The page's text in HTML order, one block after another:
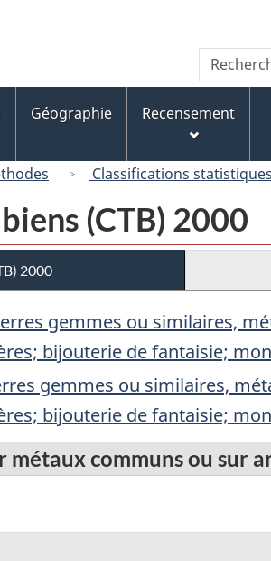
au
contenu
principal
« À
propos
de
ce
version
HTML
simplifiée
dans
Canada
Géographie Recensement
Classifications statistiques
(CTB) 2000
2000
gemmes ou similaires,
bijouterie de fantaisie;
gemmes ou similaires,
bijouterie de fantaisie;
communs ou sur